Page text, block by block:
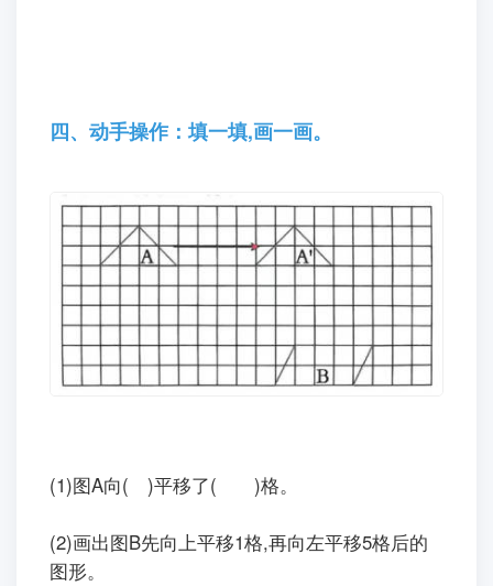
四、动手操作：填一填,画一画。
(1)图A向( )平移了( )格。
(2)画出图B先向上平移1格,再向左平移5格后的
图形。